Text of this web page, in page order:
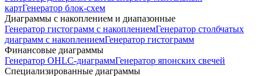
картГенератор блок-схем
Диаграммы с накоплением и диапазонные
Генератор гистограмм с накоплениемГенератор столбчатых
диаграмм с накоплениемГенератор гистограмм
Финансовые диаграммы
Генератор OHLC-диаграммГенератор японских свечей
Специализированные диаграммы